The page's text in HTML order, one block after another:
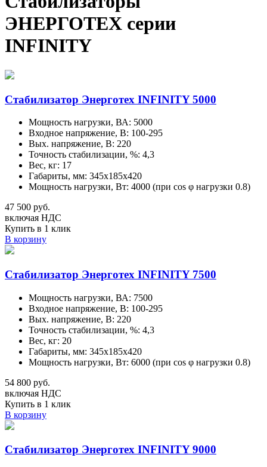
ЭНЕРГОТЕХ серии
INFINITY
Стабилизатор Энерготех INFINITY 5000
Мощность нагрузки, ВА: 5000
Входное напряжение, В: 100-295
Вых. напряжение, В: 220
Точность стабилизации, %: 4,3
Вес, кг: 17
Габариты, мм: 345х185х420
Мощность нагрузки, Вт: 4000 (при cos φ нагрузки 0.8)
47 500 руб.
включая НДС
Купить в 1 клик
В корзину
Стабилизатор Энерготех INFINITY 7500
Мощность нагрузки, ВА: 7500
Входное напряжение, В: 100-295
Вых. напряжение, В: 220
Точность стабилизации, %: 4,3
Вес, кг: 20
Габариты, мм: 345х185х420
Мощность нагрузки, Вт: 6000 (при cos φ нагрузки 0.8)
54 800 руб.
включая НДС
Купить в 1 клик
В корзину
Стабилизатор Энерготех INFINITY 9000